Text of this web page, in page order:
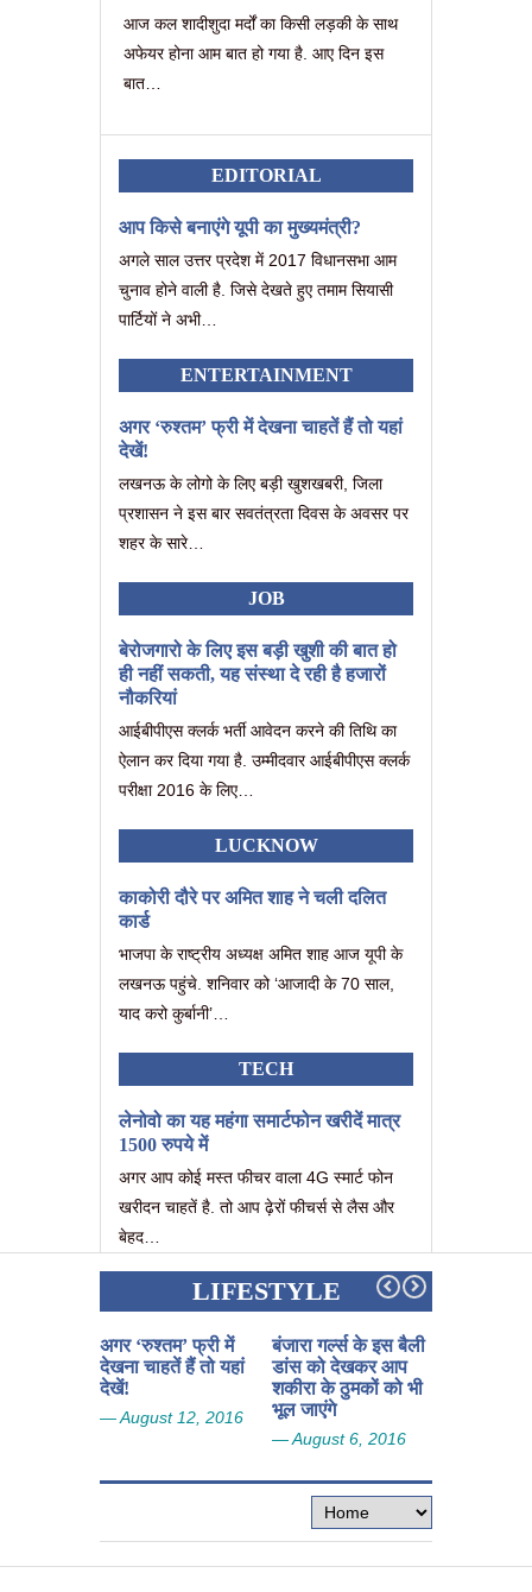
आज कल शादीशुदा मर्दों का किसी लड़की के साथ
अफेयर होना आम बात हो गया है. आए दिन इस
बात…
EDITORIAL
आप किसे बनाएंगे यूपी का मुख्यमंत्री?
अगले साल उत्तर प्रदेश में 2017 विधानसभा आम
चुनाव होने वाली है. जिसे देखते हुए तमाम सियासी
पार्टियों ने अभी…
ENTERTAINMENT
अगर ‘रुश्तम’ फ्री में देखना चाहतें हैं तो यहां
देखें!
लखनऊ के लोगो के लिए बड़ी खुशखबरी, जिला
प्रशासन ने इस बार सवतंत्रता दिवस के अवसर पर
शहर के सारे…
JOB
बेरोजगारो के लिए इस बड़ी खुशी की बात हो
ही नहीं सकती, यह संस्था दे रही है हजारों
नौकरियां
आईबीपीएस क्लर्क भर्ती आवेदन करने की तिथि का
ऐलान कर दिया गया है. उम्मीदवार आईबीपीएस क्लर्क
परीक्षा 2016 के लिए…
LUCKNOW
काकोरी दौरे पर अमित शाह ने चली दलित
कार्ड
भाजपा के राष्ट्रीय अध्यक्ष अमित शाह आज यूपी के
लखनऊ पहुंचे. शनिवार को ‘आजादी के 70 साल,
याद करो कुर्बानी’…
TECH
लेनोवो का यह महंगा समार्टफोन खरीदें मात्र
1500 रुपये में
अगर आप कोई मस्त फीचर वाला 4G स्मार्ट फोन
खरीदन चाहतें है. तो आप ढ़ेरों फीचर्स से लैस और
बेहद…
LIFESTYLE
अगर ‘रुश्तम’ फ्री में
देखना चाहतें हैं तो यहां
देखें!
— August 12, 2016
बंजारा गर्ल्स के इस बैली
डांस को देखकर आप
शकीरा के ठुमकों को भी
भूल जाएंगे
— August 6, 2016